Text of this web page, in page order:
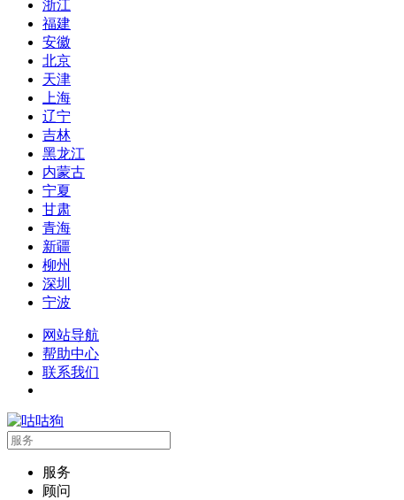
浙江
福建
安徽
北京
天津
上海
辽宁
吉林
黑龙江
内蒙古
宁夏
甘肃
青海
新疆
柳州
深圳
宁波
网站导航
帮助中心
联系我们
服务
顾问